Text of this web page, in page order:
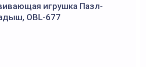
игрушка Пазл-
OBL-677